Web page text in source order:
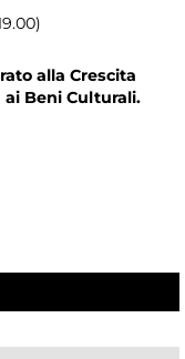
alla Crescita
Beni Culturali.